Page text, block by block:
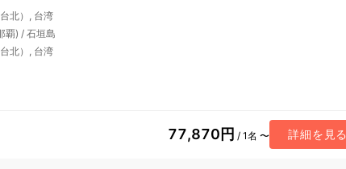
北）, 台湾
覇) / 石垣島
北）, 台湾
77,870円 / 1名 〜 詳細を見る